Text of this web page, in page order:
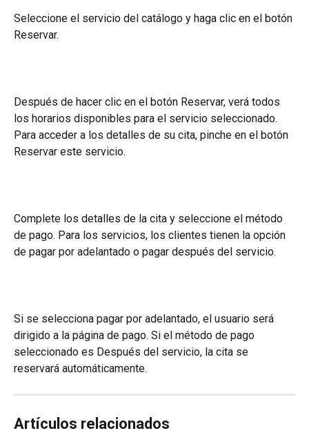
Seleccione el servicio del catálogo y haga clic en el botón
Reservar.
Después de hacer clic en el botón Reservar, verá todos
los horarios disponibles para el servicio seleccionado.
Para acceder a los detalles de su cita, pinche en el botón
Reservar este servicio.
Complete los detalles de la cita y seleccione el método
de pago. Para los servicios, los clientes tienen la opción
de pagar por adelantado o pagar después del servicio.
Si se selecciona pagar por adelantado, el usuario será
dirigido a la página de pago. Si el método de pago
seleccionado es Después del servicio, la cita se
reservará automáticamente.
Artículos relacionados